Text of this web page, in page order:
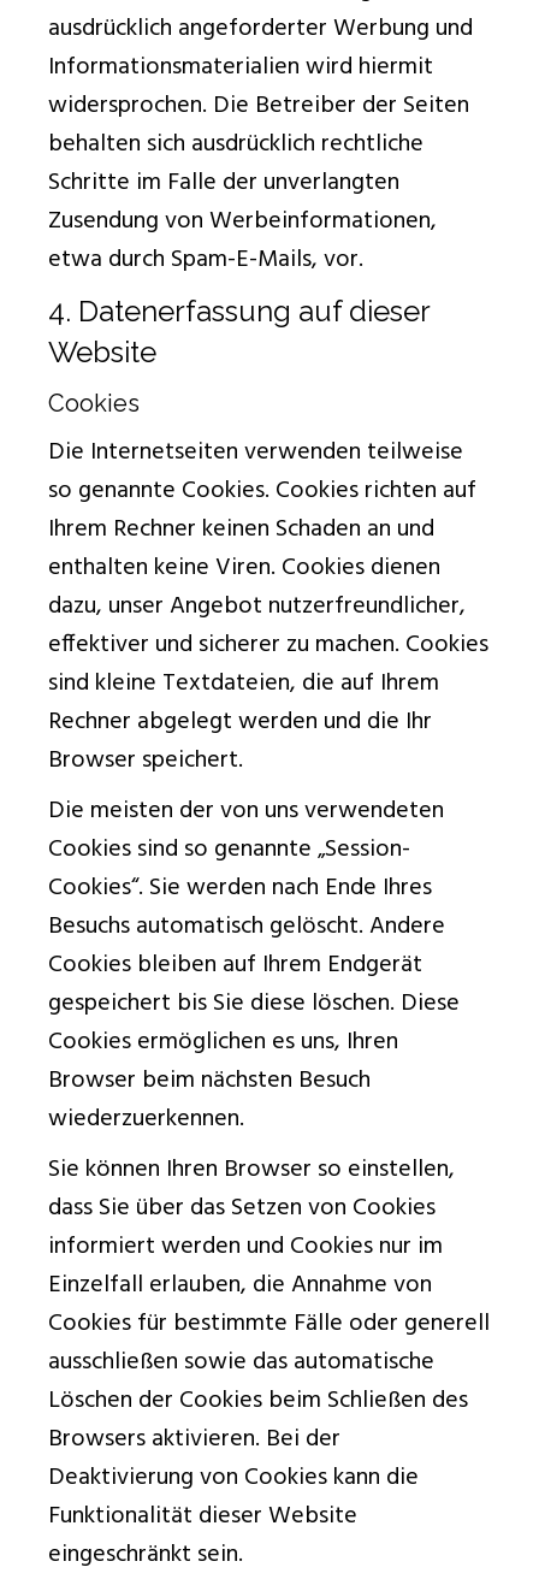
ausdrücklich angeforderter Werbung und
Informationsmaterialien wird hiermit
widersprochen. Die Betreiber der Seiten
behalten sich ausdrücklich rechtliche
Schritte im Falle der unverlangten
Zusendung von Werbeinformationen,
etwa durch Spam-E-Mails, vor.
4. Datenerfassung auf dieser
Website
Cookies
Die Internetseiten verwenden teilweise
so genannte Cookies. Cookies richten auf
Ihrem Rechner keinen Schaden an und
enthalten keine Viren. Cookies dienen
dazu, unser Angebot nutzerfreundlicher,
effektiver und sicherer zu machen. Cookies
sind kleine Textdateien, die auf Ihrem
Rechner abgelegt werden und die Ihr
Browser speichert.
Die meisten der von uns verwendeten
Cookies sind so genannte „Session-
Cookies“. Sie werden nach Ende Ihres
Besuchs automatisch gelöscht. Andere
Cookies bleiben auf Ihrem Endgerät
gespeichert bis Sie diese löschen. Diese
Cookies ermöglichen es uns, Ihren
Browser beim nächsten Besuch
wiederzuerkennen.
Sie können Ihren Browser so einstellen,
dass Sie über das Setzen von Cookies
informiert werden und Cookies nur im
Einzelfall erlauben, die Annahme von
Cookies für bestimmte Fälle oder generell
ausschließen sowie das automatische
Löschen der Cookies beim Schließen des
Browsers aktivieren. Bei der
Deaktivierung von Cookies kann die
Funktionalität dieser Website
eingeschränkt sein.